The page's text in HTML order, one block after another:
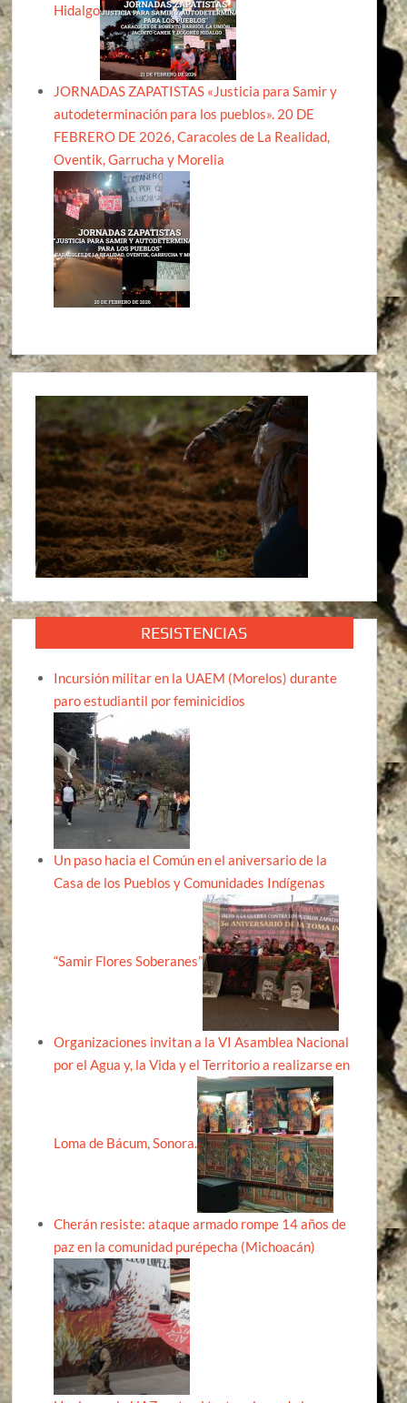
Hidalgo
JORNADAS ZAPATISTAS «Justicia para Samir y
autodeterminación para los pueblos». 20 DE
FEBRERO DE 2026, Caracoles de La Realidad,
Oventik, Garrucha y Morelia
RESISTENCIAS
Incursión militar en la UAEM (Morelos) durante
paro estudiantil por feminicidios
Un paso hacia el Común en el aniversario de la
Casa de los Pueblos y Comunidades Indígenas
“Samir Flores Soberanes”
Organizaciones invitan a la VI Asamblea Nacional
por el Agua y, la Vida y el Territorio a realizarse en
Loma de Bácum, Sonora.
Cherán resiste: ataque armado rompe 14 años de
paz en la comunidad purépecha (Michoacán)